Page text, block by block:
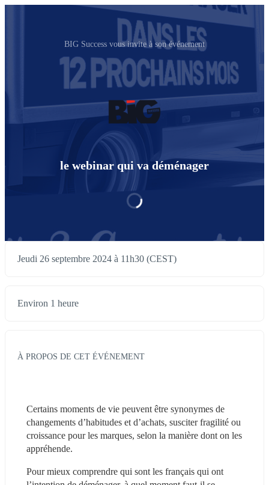
BIG Success vous invite à son événement
le webinar qui va déménager
Jeudi 26 septembre 2024 à 11h30 (CEST)
Environ 1 heure
À PROPOS DE CET ÉVÉNEMENT
Certains moments de vie peuvent être synonymes de
changements d’habitudes et d’achats, susciter fragilité ou
croissance pour les marques, selon la manière dont on les
appréhende.
Pour mieux comprendre qui sont les français qui ont